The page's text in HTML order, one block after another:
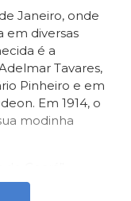
Janeiro, onde
em diversas
é a
Tavares,
Pinheiro e em
Em 1914, o
modinha
pelo próprio